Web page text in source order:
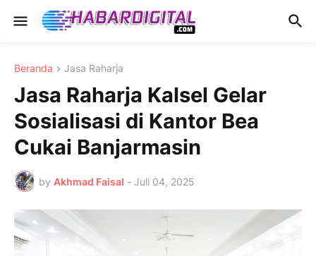
Beranda Jasa Raharja
Jasa Raharja Kalsel Gelar
Sosialisasi di Kantor Bea
Cukai Banjarmasin
by Akhmad Faisal - Juli 04, 2025